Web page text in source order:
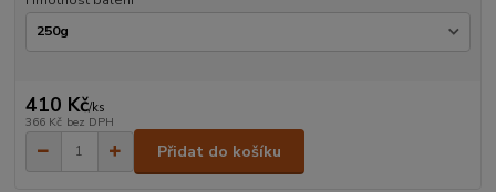
410 Kč/ks
366 Kč bez DPH
Přidat do košíku